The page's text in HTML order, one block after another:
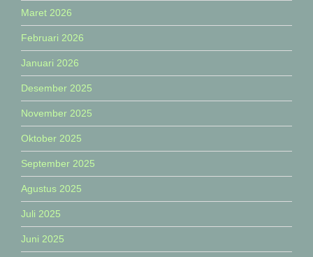
Maret 2026
Februari 2026
Januari 2026
Desember 2025
November 2025
Oktober 2025
September 2025
Agustus 2025
Juli 2025
Juni 2025